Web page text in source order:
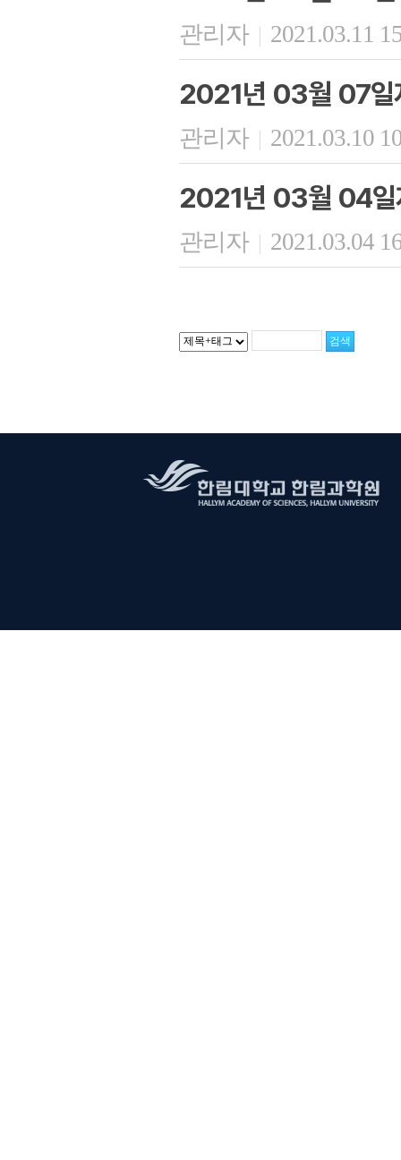
관리자 | 2021.03.11
2021년 03월 07일
관리자 | 2021.03.10
2021년 03월 04일
관리자 | 2021.03.04